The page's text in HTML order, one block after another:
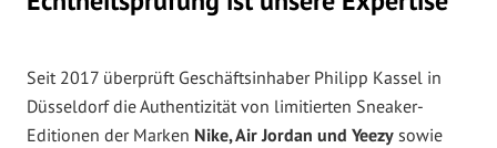
Seit 2017 überprüft Geschäftsinhaber Philipp Kassel in
Düsseldorf die Authentizität von limitierten Sneaker-
Editionen der Marken Nike, Air Jordan und Yeezy sowie